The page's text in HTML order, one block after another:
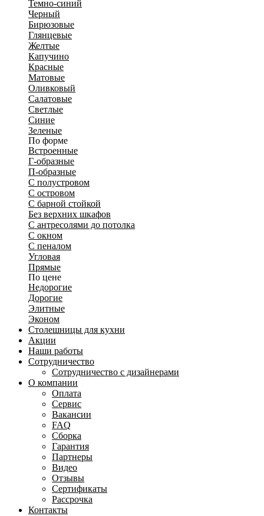
Темно-синий
Черный
Бирюзовые
Глянцевые
Желтые
Капучино
Красные
Матовые
Оливковый
Салатовые
Светлые
Синие
Зеленые
По форме
Встроенные
Г-образные
П-образные
С полустровом
С островом
С барной стойкой
Без верхних шкафов
С антресолями до потолка
С окном
С пеналом
Угловая
Прямые
По цене
Недорогие
Дорогие
Элитные
Эконом
Столешницы для кухни
Акции
Наши работы
Сотрудничество
Сотрудничество с дизайнерами
О компании
Оплата
Сервис
Вакансии
FAQ
Сборка
Гарантия
Партнеры
Видео
Отзывы
Сертификаты
Рассрочка
Контакты